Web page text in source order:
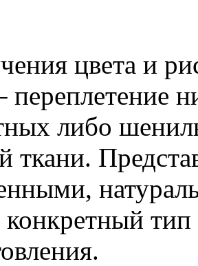
цвета и
переплетение
либо
ткани.
тип